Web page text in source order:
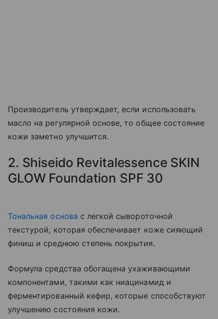
Производитель утверждает, если использовать
масло на регулярной основе, то общее состояние
кожи заметно улучшится.
2. Shiseido Revitalessence SKIN
GLOW Foundation SPF 30
Тональная основа с легкой сывороточной
текстурой, которая обеспечивает коже сияющий
финиш и среднюю степень покрытия.
Формула средства обогащена ухаживающими
компонентами, такими как ниацинамид и
ферментированный кефир, которые способствуют
улучшению состояния кожи.